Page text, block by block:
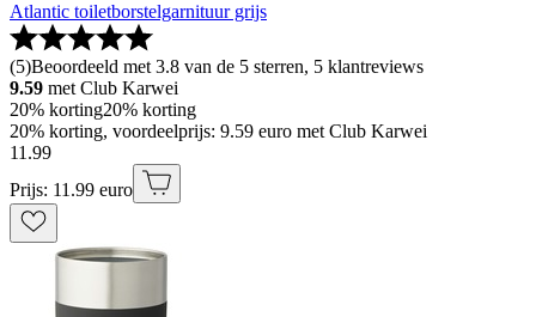
Atlantic toiletborstelgarnituur grijs
(5)Beoordeeld met 3.8 van de 5 sterren, 5 klantreviews
9.59 met Club Karwei
20% korting20% korting
20% korting, voordeelprijs: 9.59 euro met Club Karwei
11 .99
Prijs: 11.99 euro